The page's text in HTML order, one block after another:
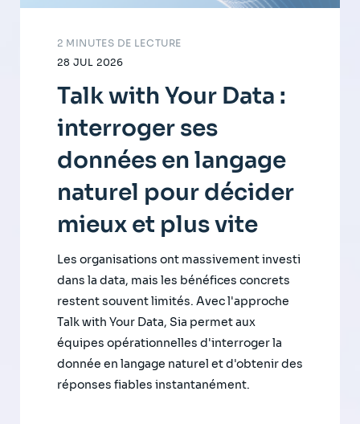
28 JUL 2026
2 MINUTES DE LECTURE
Talk with Your Data :
interroger ses
données en langage
naturel pour décider
mieux et plus vite
Les organisations ont massivement investi
dans la data, mais les bénéfices concrets
restent souvent limités. Avec l'approche
Talk with Your Data, Sia permet aux
équipes opérationnelles d'interroger la
donnée en langage naturel et d'obtenir des
réponses fiables instantanément.